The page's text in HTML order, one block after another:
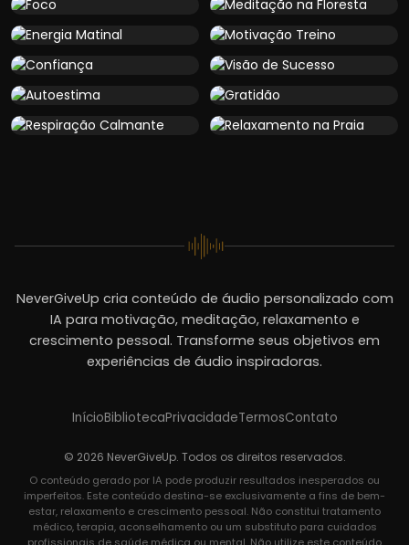
NeverGiveUp cria conteúdo de áudio personalizado com
IA para motivação, meditação, relaxamento e
crescimento pessoal. Transforme seus objetivos em
experiências de áudio inspiradoras.
InícioBibliotecaPrivacidadeTermosContato
© 2026 NeverGiveUp. Todos os direitos reservados.
O conteúdo gerado por IA pode produzir resultados inesperados ou
imperfeitos. Este conteúdo destina-se exclusivamente a fins de bem-
estar, relaxamento e crescimento pessoal. Não constitui tratamento
médico, terapia, aconselhamento ou um substituto para cuidados
profissionais de saúde médica ou mental. Não utilize este conteúdo